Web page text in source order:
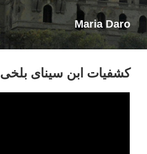
Maria Daro
کشفیات ابن سینای بلخی